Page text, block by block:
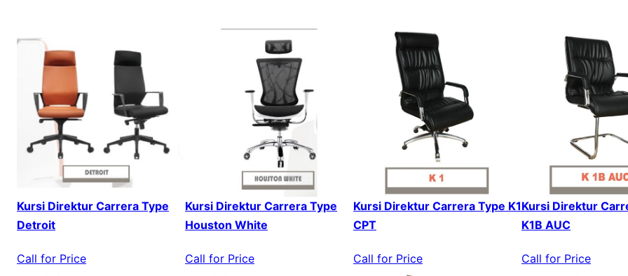
Kursi Direktur Carrera Type
Detroit
Call for Price
Kursi Direktur Carrera Type
Houston White
Call for Price
Kursi Direktur Carrera Type K1
CPT
Call for Price
Kursi Direktur
K1B AUC
Call for Price